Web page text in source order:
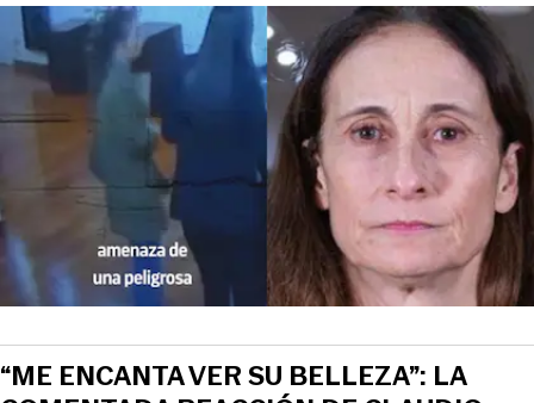
“ME ENCANTA VER SU BELLEZA”: LA